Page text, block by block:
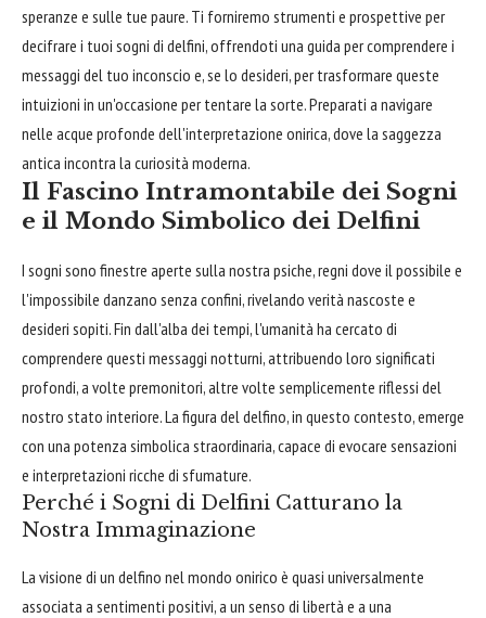
speranze e sulle tue paure. Ti forniremo strumenti e prospettive per
decifrare i tuoi sogni di delfini, offrendoti una guida per comprendere i
messaggi del tuo inconscio e, se lo desideri, per trasformare queste
intuizioni in un'occasione per tentare la sorte. Preparati a navigare
nelle acque profonde dell'interpretazione onirica, dove la saggezza
antica incontra la curiosità moderna.
Il Fascino Intramontabile dei Sogni
e il Mondo Simbolico dei Delfini
I sogni sono finestre aperte sulla nostra psiche, regni dove il possibile e
l'impossibile danzano senza confini, rivelando verità nascoste e
desideri sopiti. Fin dall'alba dei tempi, l'umanità ha cercato di
comprendere questi messaggi notturni, attribuendo loro significati
profondi, a volte premonitori, altre volte semplicemente riflessi del
nostro stato interiore. La figura del delfino, in questo contesto, emerge
con una potenza simbolica straordinaria, capace di evocare sensazioni
e interpretazioni ricche di sfumature.
Perché i Sogni di Delfini Catturano la
Nostra Immaginazione
La visione di un delfino nel mondo onirico è quasi universalmente
associata a sentimenti positivi, a un senso di libertà e a una